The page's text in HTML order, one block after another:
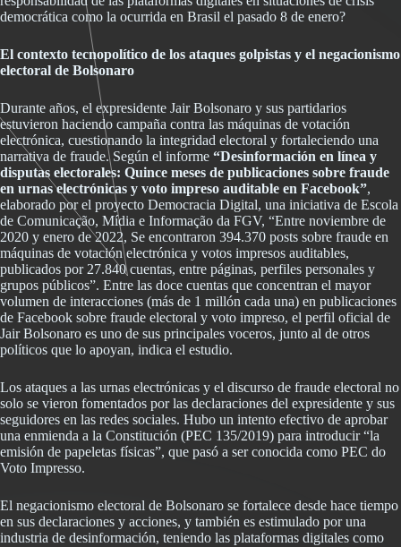
democrática como la ocurrida en Brasil el pasado 8 de enero?
El contexto tecnopolítico de los ataques golpistas y el negacionismo
electoral de Bolsonaro
Durante años, el expresidente Jair Bolsonaro y sus partidarios
estuvieron haciendo campaña contra las máquinas de votación
electrónica, cuestionando la integridad electoral y fortaleciendo una
narrativa de fraude. Según el informe “Desinformación en línea y
disputas electorales: Quince meses de publicaciones sobre fraude
en urnas electrónicas y voto impreso auditable en Facebook”,
elaborado por el proyecto Democracia Digital, una iniciativa de Escola
de Comunicação, Mídia e Informação da FGV, “Entre noviembre de
2020 y enero de 2022, Se encontraron 394.370 posts sobre fraude en
máquinas de votación electrónica y votos impresos auditables,
publicados por 27.840 cuentas, entre páginas, perfiles personales y
grupos públicos”. Entre las doce cuentas que concentran el mayor
volumen de interacciones (más de 1 millón cada una) en publicaciones
de Facebook sobre fraude electoral y voto impreso, el perfil oficial de
Jair Bolsonaro es uno de sus principales voceros, junto al de otros
políticos que lo apoyan, indica el estudio.
Los ataques a las urnas electrónicas y el discurso de fraude electoral no
solo se vieron fomentados por las declaraciones del expresidente y sus
seguidores en las redes sociales. Hubo un intento efectivo de aprobar
una enmienda a la Constitución (PEC 135/2019) para introducir “la
emisión de papeletas físicas”, que pasó a ser conocida como PEC do
Voto Impresso.
El negacionismo electoral de Bolsonaro se fortalece desde hace tiempo
en sus declaraciones y acciones, y también es estimulado por una
industria de desinformación, teniendo las plataformas digitales como